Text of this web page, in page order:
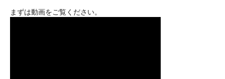
まずは動画をご覧ください。